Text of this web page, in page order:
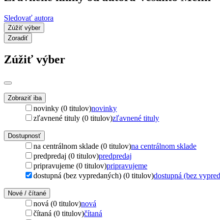
Sledovať autora
Zúžiť výber
Zoradiť
Zúžiť výber
Zobraziť iba
novinky (0 titulov)novinky
zľavnené tituly (0 titulov)zľavnené tituly
Dostupnosť
na centrálnom sklade (0 titulov)na centrálnom sklade
predpredaj (0 titulov)predpredaj
pripravujeme (0 titulov)pripravujeme
dostupná (bez vypredaných) (0 titulov)dostupná (bez
Nové / čítané
nová (0 titulov)nová
čítaná (0 titulov)čítaná